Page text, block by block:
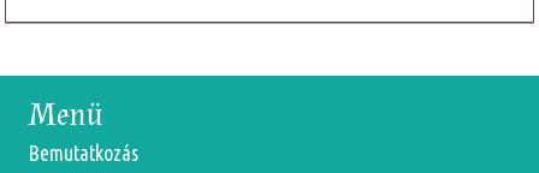
Menü
Bemutatkozás